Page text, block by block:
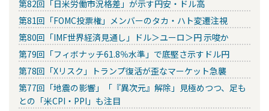
第82回「日米労働市況格差」が示す円安・ドル高
第81回「FOMC投票権」メンバーのタカ・ハト変遷注視
第80回「IMF世界経済見通し」ドル＞ユーロ＞円 示唆か
第79回「フィボナッチ61.8％水準」で底堅さ示すドル円
第78回「Xリスク」トランプ復活が歪なマーケット急襲
第77回「地震の影響」「『異次元』解除」見極めつつ、足も
との「米CPI・PPI」も注目